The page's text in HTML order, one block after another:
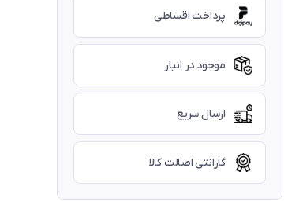
پرداخت اقساطی
موجود در انبار
ارسال سریع
گارانتی اصالت کالا